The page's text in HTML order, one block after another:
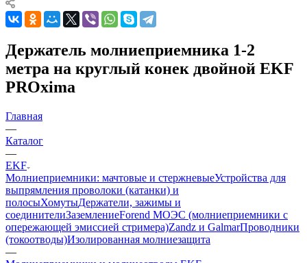
Держатель молниеприемника 1-2
метра на круглый конек двойной EKF
PROxima
Главная
—
Каталог
—
EKF
Молниеприемники: мачтовые и стержневыеУстройства для
выпрямления проволоки (катанки) и
полосыХомутыДержатели, зажимы и
соединителиЗаземлениеForend МОЭС (молниеприемники с
опережающей эмиссией стримера)Zandz и GalmarПроводники
(токоотводы)Изолированная молниезащита
—